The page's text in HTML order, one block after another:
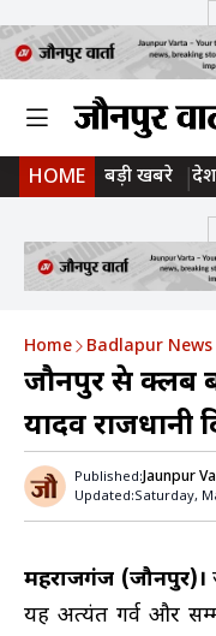
HOME बड़ी खबरे देश
Home Badlapur News
जौनपुर प्रेस
यादव राजधानी
Published:Jaunpur
Updated:Saturday,
महराजगंज (जौनपुर)।
यह अत्यंत गर्व और